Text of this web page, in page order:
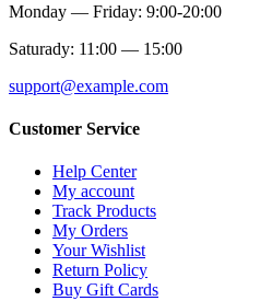
Monday — Friday: 9:00-20:00
Saturady: 11:00 — 15:00
support@example.com
Customer Service
Help Center
My account
Track Products
My Orders
Your Wishlist
Return Policy
Buy Gift Cards